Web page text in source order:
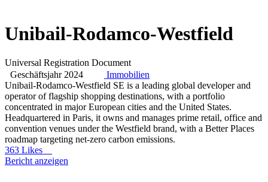
Unibail-Rodamco-Westfield
Universal Registration Document
Geschäftsjahr 2024
Immobilien
Unibail-Rodamco-Westfield SE is a leading global developer and
operator of flagship shopping destinations, with a portfolio
concentrated in major European cities and the United States.
Headquartered in Paris, it owns and manages prime retail, office and
convention venues under the Westfield brand, with a Better Places
roadmap targeting net-zero carbon emissions.
363 Likes
Bericht anzeigen